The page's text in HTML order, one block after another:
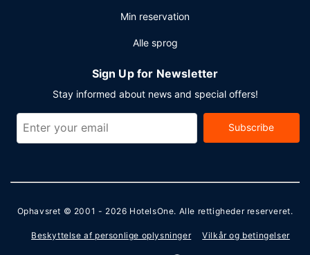
Min reservation
Alle sprog
Sign Up for Newsletter
Stay informed about news and special offers!
Subscribe
Ophavsret © 2001 - 2026 HotelsOne. Alle rettigheder reserveret.
Beskyttelse af personlige oplysninger Vilkår og betingelser